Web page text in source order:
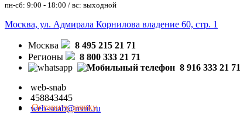
пн-сб: 9:00 - 18:00 / вс: выходной
Москва, ул. Адмирала Корнилова владение 60, стр. 1
Москва
8 495 215 21 71
Регионы
8 800 333 21 71
8 916 333 21 71
web-snab
458843445
web-snab@mail.ru
Оставить заявку